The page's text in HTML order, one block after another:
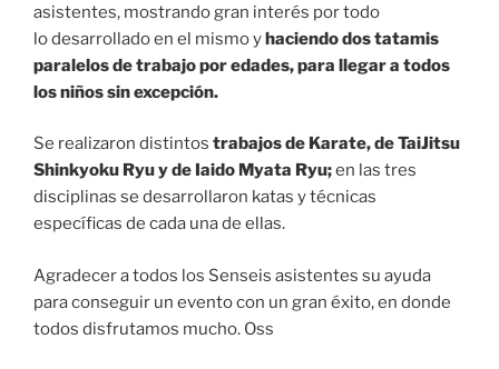
asistentes, mostrando gran interés por todo
lo desarrollado en el mismo yhaciendo dos tatamis
paralelos de trabajo por edades, para llegar a todos
los niños sin excepción.
Se realizaron distintos trabajos de Karate, de TaiJitsu
Shinkyoku Ryu y de Iaido Myata Ryu;en las tres
disciplinas se desarrollaron katas y técnicas
específicas de cada una de ellas.
Agradecer a todos los Senseis asistentes su ayuda
para conseguir un evento con un gran éxito, en donde
todos disfrutamos mucho. Oss